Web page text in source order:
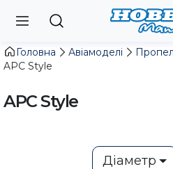
Головна Авіамоделі
APC Style
APC Style
Діаметр